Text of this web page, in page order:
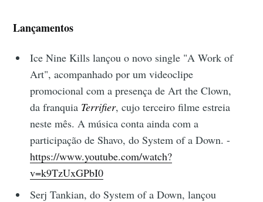
Lançamentos
Ice Nine Kills lançou o novo single "A Work of
Art", acompanhado por um videoclipe
promocional com a presença de Art the Clown,
da franquia Terrifier, cujo terceiro filme estreia
neste mês. A música conta ainda com a
participação de Shavo, do System of a Down. -
https://www.youtube.com/watch?
v=k9TzUxGPbI0
Serj Tankian, do System of a Down, lançou